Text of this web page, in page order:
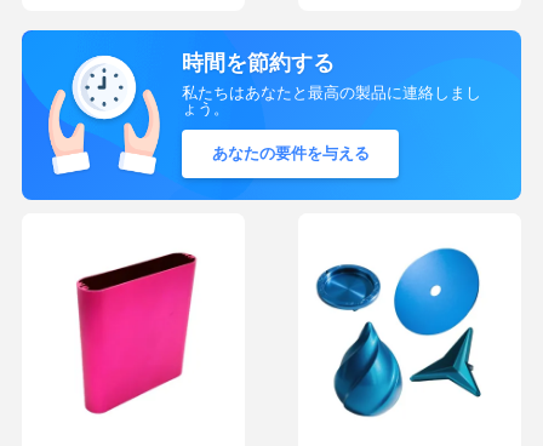
時間を節約する
私たちはあなたと最高の製品に連絡しまし
ょう。
あなたの要件を与える